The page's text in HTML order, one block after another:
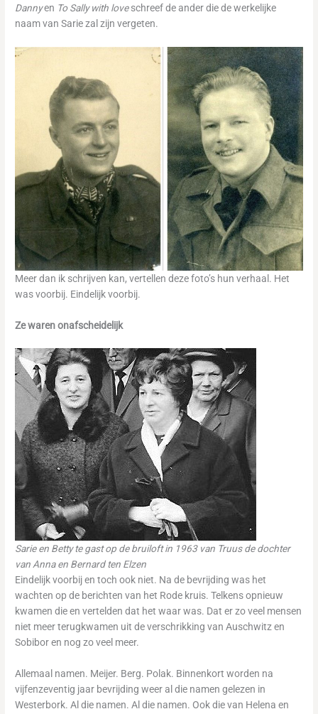
Dannyen To Sally with loveschreef de ander die de werkelijke
naam van Sarie zal zijn vergeten.
Meer dan ik schrijven kan, vertellen deze foto’s hun verhaal. Het
was voorbij. Eindelijk voorbij.
Ze waren onafscheidelijk
Sarie en Betty te gast op de bruiloft in 1963 van Truus de dochter
van Anna en Bernard ten Elzen
Eindelijk voorbij en toch ook niet. Na de bevrijding was het
wachten op de berichten van het Rode kruis. Telkens opnieuw
kwamen die en vertelden dat het waar was. Dat er zo veel mensen
niet meer terugkwamen uit de verschrikking van Auschwitz en
Sobibor en nog zo veel meer.
Allemaal namen. Meijer. Berg. Polak. Binnenkort worden na
vijfenzeventig jaar bevrijding weer al die namen gelezen in
Westerbork. Al die namen. Al die namen. Ook die van Helena en